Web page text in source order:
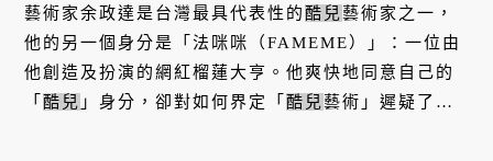
藝術家余政達是台灣最具代表性的 酷兒 藝術家之一，
他的另一個身分是「法咪咪（FAMEME）」：一位由
他創造及扮演的網紅榴蓮大亨。他爽快地同意自己的
「 酷兒 」身分，卻對如何界定「 酷兒 藝術」遲疑了片